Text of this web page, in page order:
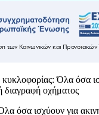
Όλα όσα
διαγραφή οχήματος